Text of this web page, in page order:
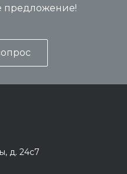
предложение!
д. 24с7